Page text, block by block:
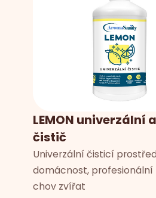
LEMON univerzální
čistič
Univerzální čisticí
domácnost, profesionální
chov zvířat